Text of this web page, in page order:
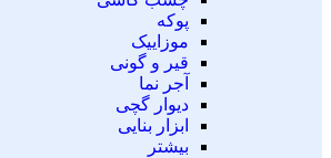
پوکه
موزاییک
قیر و گونی
آجر نما
دیوار گچی
ابزار بنایی
بیشتر